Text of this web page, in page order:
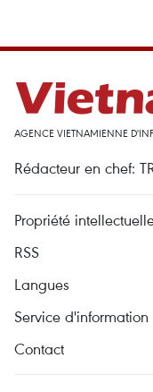
AGENCE VIETNAMIENNE
Rédacteur en chef:
Propriété
RSS
Langues
Service d'information
Contact